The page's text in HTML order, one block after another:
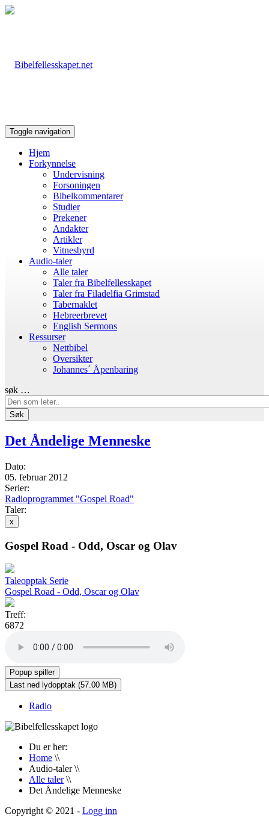
Toggle navigation
Hjem
Forkynnelse
Undervisning
Forsoningen
Bibelkommentarer
Studier
Prekener
Andakter
Artikler
Vitnesbyrd
Audio-taler
Alle taler
Taler fra Bibelfellesskapet
Taler fra Filadelfia Grimstad
Tabernaklet
Hebreerbrevet
English Sermons
Ressurser
Nettbibel
Oversikter
Johannes´ Åpenbaring
søk …
Søk
Det Åndelige Menneske
Dato:
05. februar 2012
Serier:
Radioprogrammet "Gospel Road"
Taler:
x
Gospel Road - Odd, Oscar og Olav
Taleopptak Serie
Gospel Road - Odd, Oscar og Olav
Treff:
6872
Radio
Du er her:
Home \\
Audio-taler\\
Alle taler \\
Det Åndelige Menneske
Copyright © 2021 - Logg inn